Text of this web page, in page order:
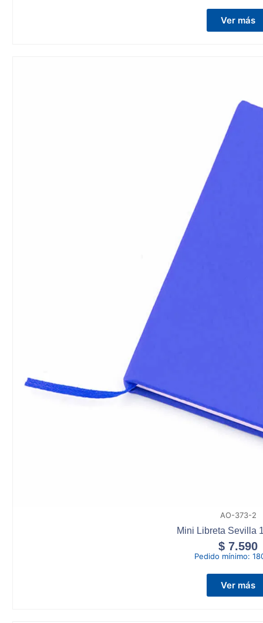
Ver más
AO-373-2
Mini Libreta Sevilla
$ 7.590
Pedido mínimo:
Ver más